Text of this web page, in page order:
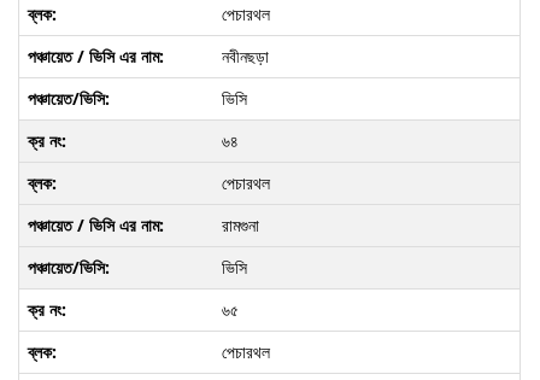
পেচারথল
নবীনছড়া
ভিসি
৬৪
পেচারথল
রামগুনা
ভিসি
৬৫
পেচারথল